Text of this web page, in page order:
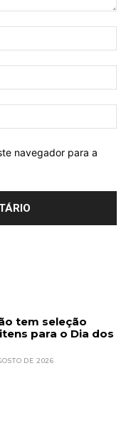
navegador para a
tem seleção
para o Dia dos
DE 2026